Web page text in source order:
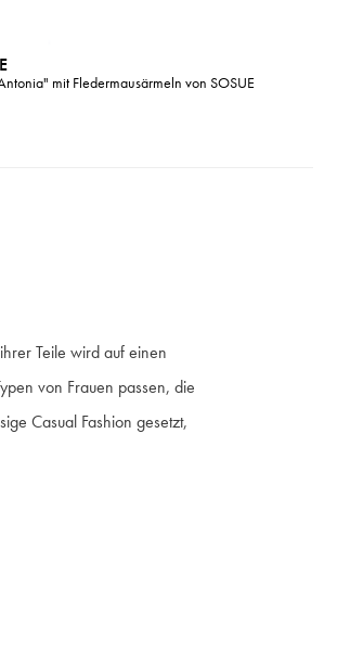
mit Fledermausärmeln von SOSUE
Teile wird auf einen
von Frauen passen, die
Casual Fashion gesetzt,